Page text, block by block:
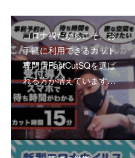
コロナ禍だからこそ、お
手軽に利用できるカット
専門店FastCutSQを選ば
れる方が増えています…